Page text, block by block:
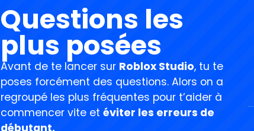
Questions les
plus posées
Avant de te lancer sur Roblox Studio, tu te
poses forcément des questions. Alors on a
regroupé les plus fréquentes pour t’aider à
commencer vite etéviter les erreurs de